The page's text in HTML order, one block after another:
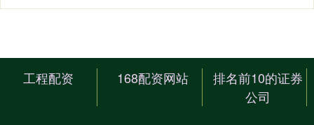
工程配资 168配资网站
排名前10的证券
公司